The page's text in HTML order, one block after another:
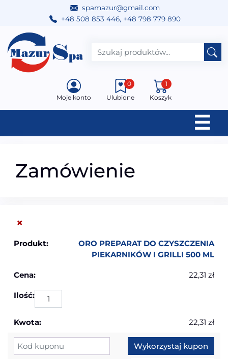
spamazur@gmail.com
+48 508 853 446, +48 798 779 890
Przejdź do treści
Main Navigation
Moje konto Ulubione
0
Koszyk
1
☰
Zamówienie
×
ORO PREPARAT DO CZYSZCZENIA
PIEKARNIKÓW I GRILLI 500 ML
22,31 zł
22,31 zł
Kupon:
Wykorzystaj kupon